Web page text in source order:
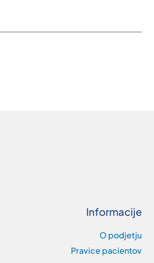
Informacije
O podjetju
Pravice pacientov